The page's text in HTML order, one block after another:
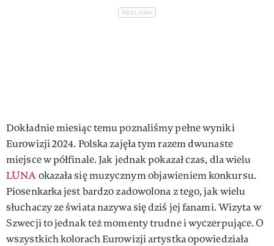
Dokładnie miesiąc temu poznaliśmy pełne wyniki
Eurowizji 2024. Polska zajęła tym razem dwunaste
miejsce w półfinale. Jak jednak pokazał czas, dla wielu
LUNAokazała się muzycznym objawieniem konkursu.
Piosenkarka jest bardzo zadowolona z tego, jak wielu
słuchaczy ze świata nazywa się dziś jej fanami. Wizyta w
Szwecji to jednak też momenty trudne i wyczerpujące. O
wszystkich kolorach Eurowizji artystka opowiedziała